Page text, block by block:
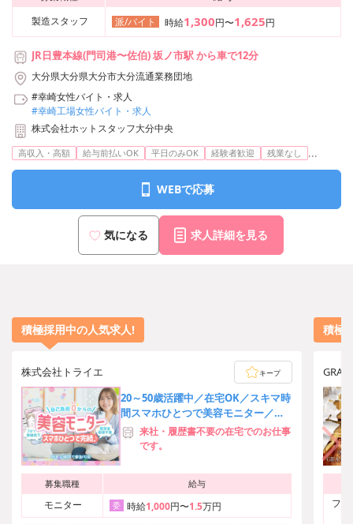
製造スタッフ
派/バイト 時給1,300円〜1,625円
JR日豊本線(門司港〜佐伯) 坂ノ市駅 から車で12分
大分県大分県大分市大分流通業務団地
#幸崎女性バイト・求人
#幸崎工場女性バイト・求人
株式会社ホットスタッフ大分中央
高収入・高額 給与前払いOK 平日のみOK 経験者歓迎 残業なし ...
WEBで応募
気になる 求人詳細を見る
積極採用中の人気求人!
株式会社トライエ キープ
20～50歳活躍中／在宅OK／スキマ時
間スマホひとつで美容モニター／参
加特典あり／来社不要自宅で完結
来社・履歴書不要の在宅でのお仕事
です。
募集職種 給与
モニター 委 時給1,000円〜1.5万円
積極
フ